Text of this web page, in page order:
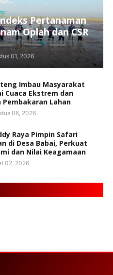
Pertanaman
Oplah dan CSR
01, 2026
Imbau Masyarakat
Cuaca Ekstrem dan
Pembakaran Lahan
06, 2026
Raya Pimpin Safari
di Desa Babai, Perkuat
dan Nilai Keagamaan
02, 2026